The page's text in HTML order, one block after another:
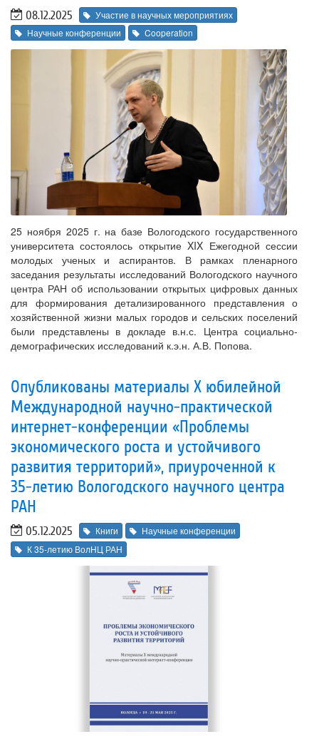
08.12.2025
Участие в научных мероприятиях
Научные конференции
Cooperation
25 ноября 2025 г. на базе Вологодского государственного
университета состоялось открытие XIX Ежегодной сессии
молодых ученых и аспирантов. В рамках пленарного
заседания результаты исследований Вологодского научного
центра РАН об использовании открытых цифровых данных
для формирования детализированного представления о
хозяйственной жизни малых городов и сельских поселений
были представлены в докладе в.н.с. Центра социально-
демографических исследований к.э.н. А.В. Попова.
Опубликованы материалы X юбилейной
Международной научно-практической
интернет-конференции «Проблемы
экономического роста и устойчивого
развития территорий», приуроченной к
35-летию Вологодского научного центра
РАН
05.12.2025 Книги
Научные конференции
К 35-летию ВолНЦ РАН